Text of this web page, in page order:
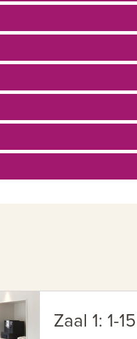
Zaal 1: 1-